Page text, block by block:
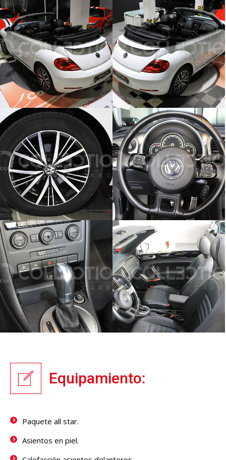
Equipamiento:
Paquete all star.
Asientos en piel.